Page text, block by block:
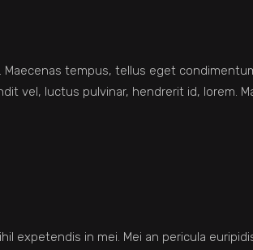
tempus, tellus eget
vel, luctus pulvinar, hendrerit id, lorem.
expetendis in mei. Mei an pericula